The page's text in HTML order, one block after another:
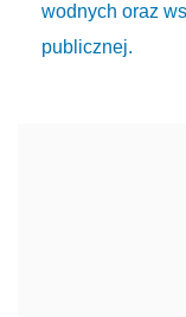
wodnych oraz
publicznej.